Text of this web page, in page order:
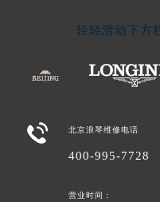
轻轻滑动下方
 北京浪琴维修电话
400-995-7728
营业时间：